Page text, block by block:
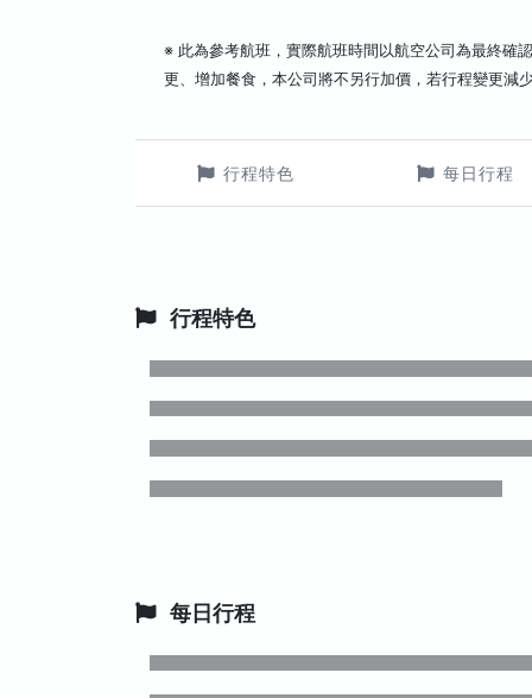
※ 此為參考航班，實際航班時間以航空公司為最終確
更、增加餐食，本公司將不另行加價，若行程變更減
行程特色 每日行程
行程特色
每日行程